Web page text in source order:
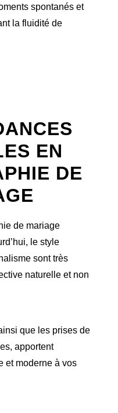
spontanés et
la fluidité de
EN
DE
de mariage
le style
sont très
naturelle et non
que les prises de
apportent
et moderne à vos